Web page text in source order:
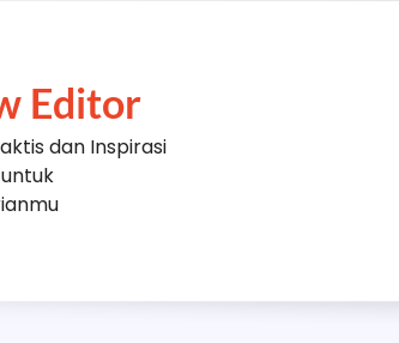
Editor
dan Inspirasi